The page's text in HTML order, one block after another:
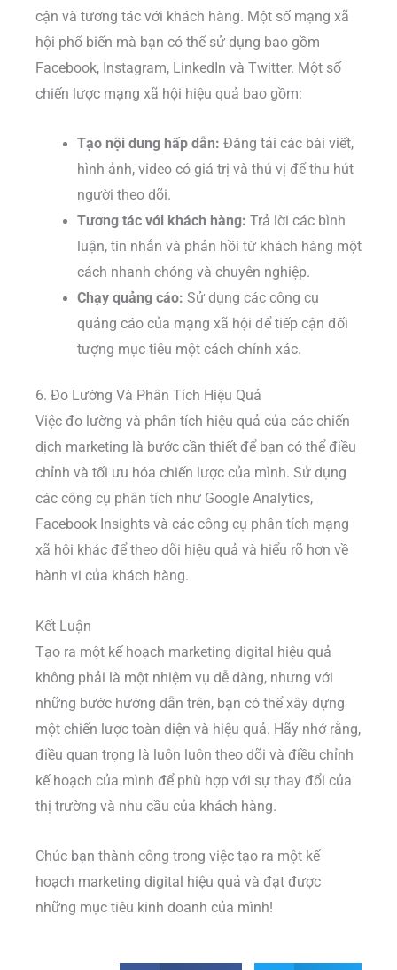
cận và tương tác với khách hàng. Một số mạng xã
hội phổ biến mà bạn có thể sử dụng bao gồm
Facebook, Instagram, LinkedIn và Twitter. Một số
chiến lược mạng xã hội hiệu quả bao gồm:
Tạo nội dung hấp dẫn: Đăng tải các bài viết,
hình ảnh, video có giá trị và thú vị để thu hút
người theo dõi.
Tương tác với khách hàng: Trả lời các bình
luận, tin nhắn và phản hồi từ khách hàng một
cách nhanh chóng và chuyên nghiệp.
Chạy quảng cáo: Sử dụng các công cụ
quảng cáo của mạng xã hội để tiếp cận đối
tượng mục tiêu một cách chính xác.
6. Đo Lường Và Phân Tích Hiệu Quả
Việc đo lường và phân tích hiệu quả của các chiến
dịch marketing là bước cần thiết để bạn có thể điều
chỉnh và tối ưu hóa chiến lược của mình. Sử dụng
các công cụ phân tích như Google Analytics,
Facebook Insights và các công cụ phân tích mạng
xã hội khác để theo dõi hiệu quả và hiểu rõ hơn về
hành vi của khách hàng.
Kết Luận
Tạo ra một kế hoạch marketing digital hiệu quả
không phải là một nhiệm vụ dễ dàng, nhưng với
những bước hướng dẫn trên, bạn có thể xây dựng
một chiến lược toàn diện và hiệu quả. Hãy nhớ rằng,
điều quan trọng là luôn luôn theo dõi và điều chỉnh
kế hoạch của mình để phù hợp với sự thay đổi của
thị trường và nhu cầu của khách hàng.
Chúc bạn thành công trong việc tạo ra một kế
hoạch marketing digital hiệu quả và đạt được
những mục tiêu kinh doanh của mình!